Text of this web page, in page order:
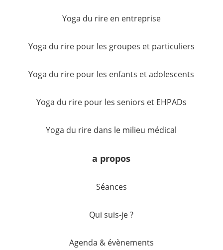
Yoga du rire en entreprise
Yoga du rire pour les groupes et particuliers
Yoga du rire pour les enfants et adolescents
Yoga du rire pour les seniors et EHPADs
Yoga du rire dans le milieu médical
a propos
Séances
Qui suis-je ?
Agenda & évènements